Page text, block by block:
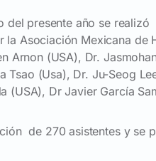
del presente año se
la Asociación Mexicana
Arnon (USA), Dr.
Tsao (Usa), Dr. Ju-Seog
(USA), Dr Javier García
de 270 asistentes y se